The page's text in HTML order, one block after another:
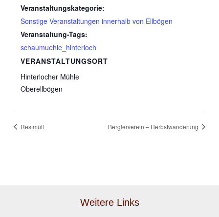
Veranstaltungskategorie:
Sonstige Veranstaltungen innerhalb von Ellbögen
Veranstaltung-Tags:
schaumuehle_hinterloch
VERANSTALTUNGSORT
Hinterlocher Mühle
Oberellbögen
Restmüll Berglerverein – Herbstwanderung
Weitere Links